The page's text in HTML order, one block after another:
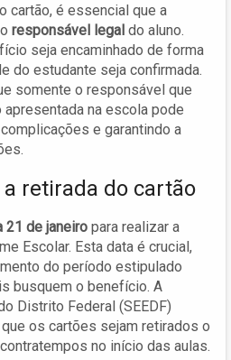
cartão, é essencial que a
responsável legal do aluno.
seja encaminhado de forma
do estudante seja confirmada.
somente o responsável que
na escola pode
e garantindo a
retirada do cartão
21 de janeiro para realizar a
Escolar. Esta data é crucial,
do período estipulado
busquem o benefício. A
Distrito Federal (SEEDF)
os cartões sejam retirados o
no início das aulas.